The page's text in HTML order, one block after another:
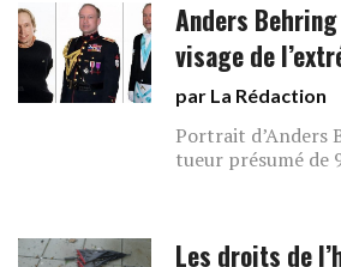
Anders
visage de
par La Rédaction
Portrait d’Anders
tueur présumé de
Les droits de